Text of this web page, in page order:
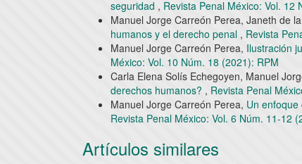
seguridad , Revista Penal México: Vol. 12
Manuel Jorge Carreón Perea, Janeth de
humanos y el derecho penal , Revista
Manuel Jorge Carreón Perea, Ilustración
México: Vol. 10 Núm. 18 (2021): RPM
Carla Elena Solís Echegoyen, Manuel
derechos humanos? , Revista Penal
Manuel Jorge Carreón Perea, Un
Revista Penal México: Vol. 6 Núm. 11-12
Artículos similares